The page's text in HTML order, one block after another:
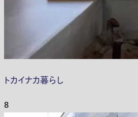
トカイナカ暮らし
8